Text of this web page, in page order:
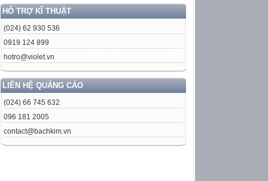
HỖ TRỢ KĨ THUẬT
(024) 62 930 536
0919 124 899
hotro@violet.vn
LIÊN HỆ QUẢNG CÁO
(024) 66 745 632
096 181 2005
contact@bachkim.vn